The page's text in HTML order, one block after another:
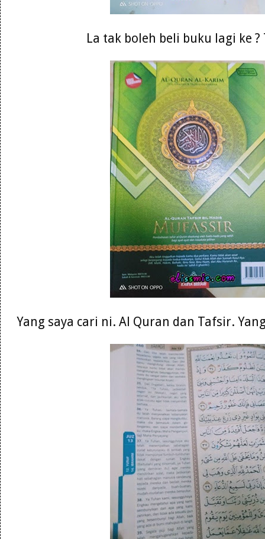
La tak boleh beli buku lagi ke ?
Yang saya cari ni. Al Quran dan Tafsir.